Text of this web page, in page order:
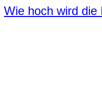
Wie hoch wird die